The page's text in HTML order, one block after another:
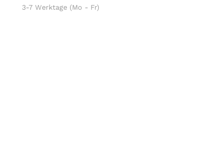
3-7 Werktage (Mo - Fr)